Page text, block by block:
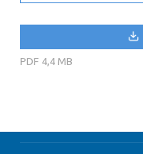
PDF 4,4 MB